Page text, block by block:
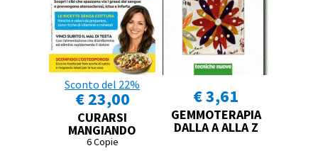
Sconto del 22%
€ 23,00
CURARSI
MANGIANDO
6 Copie
€ 3,61
GEMMOTERAPIA
DALLA A ALLA Z